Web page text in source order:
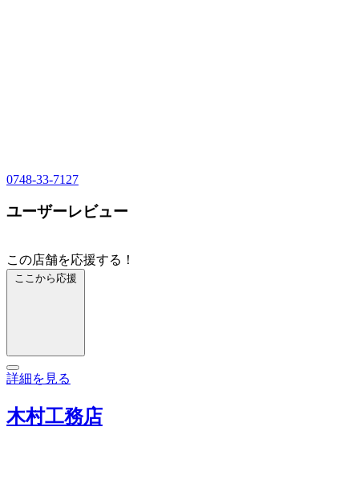
0748-33-7127
ユーザーレビュー
この店舗を応援する！
ここから応援
詳細を見る
木村工務店